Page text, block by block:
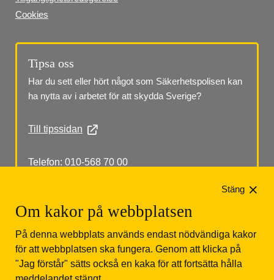
Cookies
Tipsa oss
Har du sett eller hört något som Säkerhetspolisen kan
ha nytta av i arbetet för att skydda Sverige?
Till tipssidan
Telefon: 010-568 70 00
Säkerhetspolisen
Om kakor på webbplatsen
På denna webbplats används endast nödvändiga kakor
för att webbplatsen ska fungera. Genom att klicka på
"Jag förstår" sätts också en kaka för att fortsätta hålla
Stäng